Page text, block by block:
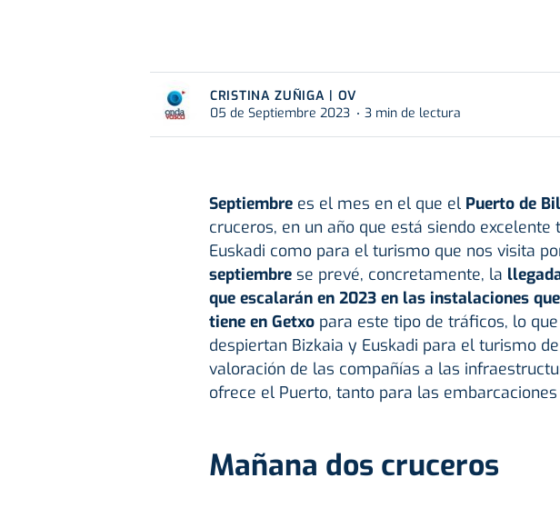
CRISTINA ZUÑIGA | OV
05 de Septiembre 2023
3 min de lectura
Septiembre es el mes en el que elPuerto de
cruceros, en un año que está siendo
Euskadi como para el turismo que nos visita
septiembre se prevé, concretamente, la
que escalarán en 2023 en las instalaciones
tiene en Getxo para este tipo de tráficos, lo
despiertan Bizkaia y Euskadi para el turismo
valoración de las compañías a las
ofrece el Puerto, tanto para las
Mañana dos cruceros